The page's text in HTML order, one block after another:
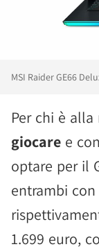
MSI Raider GE66
Per chi è
giocare e
optare per il
entrambi con
1.699 euro,